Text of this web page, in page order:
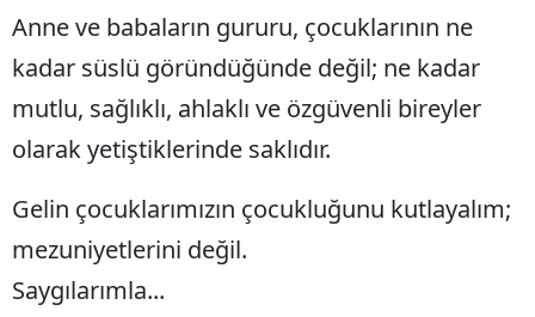
Tunceli
Şanlıurfa
Uşak
Anne ve babaların gururu, çocuklarının ne
kadar süslü göründüğünde değil; ne kadar
mutlu, sağlıklı, ahlaklı ve özgüvenli bireyler
olarak yetiştiklerinde saklıdır.
Gelin çocuklarımızın çocukluğunu kutlayalım;
mezuniyetlerini değil.
Saygılarımla...